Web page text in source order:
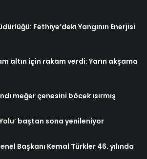
Fethiye’deki Yangının Enerjisi
altın için rakam verdi: Yarın akşama
meğer çenesini böcek ısırmış
baştan sona yenileniyor
Başkanı Kemal Türkler 46. yılında